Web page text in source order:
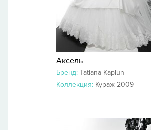
Аксель
Бренд: Tatiana Kaplun
Коллекция: Кураж 2009